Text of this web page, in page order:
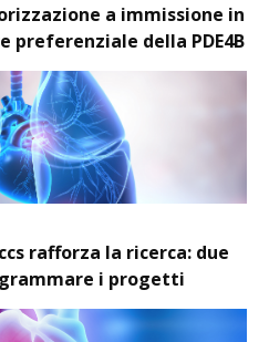
a immissione in
preferenziale della PDE4B
rafforza la ricerca: due
i progetti